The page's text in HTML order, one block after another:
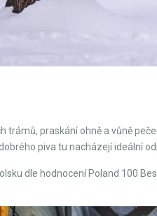
trámů, praskání ohně a vůně
piva tu nacházejí ideální
dle hodnocení Poland 100